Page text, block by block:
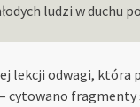
ludzi w duchu
lekcji odwagi, która
cytowano fragmenty